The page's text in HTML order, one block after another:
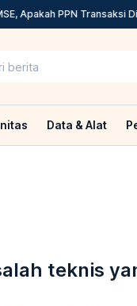
Apakah PPN Transaksi
Data & Alat
teknis